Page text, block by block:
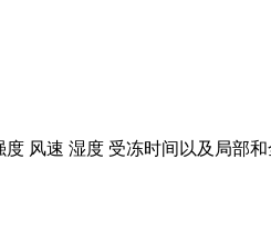
风速 湿度 受冻时间以及局部